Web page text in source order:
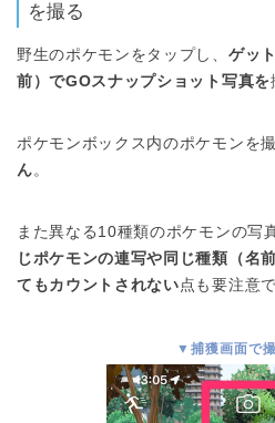
を撮る
野生のポケモンをタップし、 ゲッ
前）でGOスナップショット写真を
ポケモンボックス内のポケモンを
ん 。
また異なる10種類のポケモンの写
じポケモンの連写や同じ種類（名
てもカウントされない 点も要注意で
▼捕獲画面で